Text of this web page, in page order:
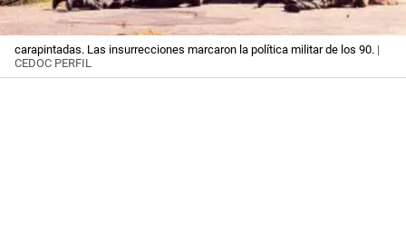
carapintadas. Las insurrecciones marcaron la política militar de los 90. |
CEDOC PERFIL